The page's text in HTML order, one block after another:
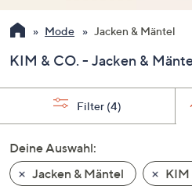
verwenden
Sie
Pfeiltasten
nach
und
nach
unten
oder
Mode Jacken & Mäntel
KIM & CO. - Jacken &
Filter (4)
Deine Auswahl:
Jacken & Mäntel
KIM